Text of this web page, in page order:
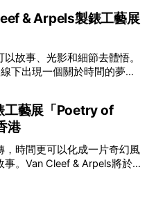
呈獻，以共融藝術為核心，
地的優秀節目，更致力於在
。今年更首度與本地兩大旗
的作品《遊延》及《弦上光
話，擦下多元藝術下的流動
「無限亮」
共融角度重新思索「差異」
性的一部分。每人皆擁有
生活、一齊創作、互相啟
2026精彩
) 2月28日至3月1日：
& Arpels製錶工藝展
故事、光影和細節去體悟。
下出現一個關於時間的夢幻
家把一貫低調精緻的製錶語
讓時間不只是腕上的個人物
旅程。 在碼頭打開
& Arpels的腕錶從來不是
腕上的動人故事。 世家以
，讓每一枚腕錶都超越單純
間凝結成可以反覆閱讀的畫
工藝展「Poetry of
港
時間更可以化成一片奇幻風
。Van Cleef & Arpels將於1
故事、詩意星象、迷人自然